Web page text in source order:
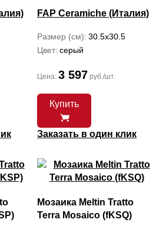
FAP Ceramiche (Италия)
Размер (см) 30.5x30.5
Цвет серый
Цена: 3 597 руб./шт.
Купить
Заказать в один клик
Мозаика Meltin Tratto
Terra Mosaico (fKSQ)